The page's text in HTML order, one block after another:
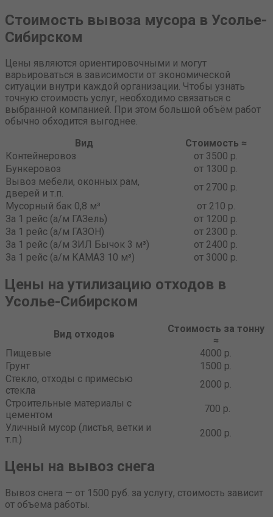
Стоимость вывоза мусора в Усолье-
Сибирском
Цены являются ориентировочными и могут
варьироваться в зависимости от экономической
ситуации внутри каждой организации. Чтобы узнать
точную стоимость услуг, необходимо связаться с
выбранной компанией. При этом большой объём работ
обычно обходится выгоднее.
Вид
Стоимость ≈
Контейнеровоз
от 3500 р.
Бункеровоз
от 1300 р.
Вывоз мебели, оконных рам,
дверей и т.п.
от 2700 р.
Мусорный бак 0,8 м³
от 210 р.
За 1 рейс (а/м ГАЗель)
от 1200 р.
За 1 рейс (а/м ГАЗОН)
от 2300 р.
За 1 рейс (а/м ЗИЛ Бычок 3 м³)
от 2400 р.
За 1 рейс (а/м КАМАЗ 10 м³)
от 3000 р.
Цены на утилизацию отходов в
Усолье-Сибирском
Вид отходов
Стоимость за тонну
≈
Пищевые
4000 р.
Грунт
1500 р.
Стекло, отходы с примесью
стекла
2000 р.
Строительные материалы с
цементом
700 р.
Уличный мусор (листья, ветки и
т.п.)
2000 р.
Цены на вывоз снега
Вывоз снега — от 1500 руб. за услугу, стоимость зависит
от объема работы.